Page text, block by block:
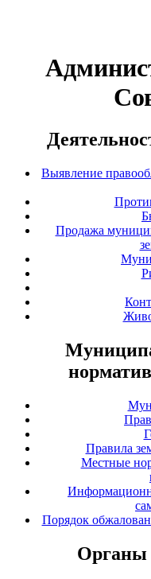
Выявление
Продажа
Правила
Местные
Порядок
Органы